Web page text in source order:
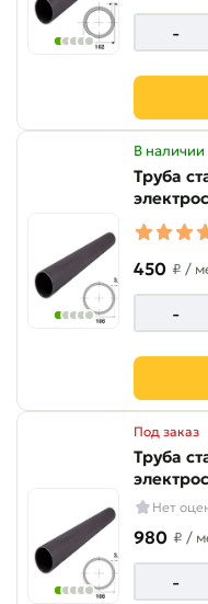
-
В наличии
Труба
450 ₽ /
-
Под заказ
Труба
Нет
980 ₽ /
-